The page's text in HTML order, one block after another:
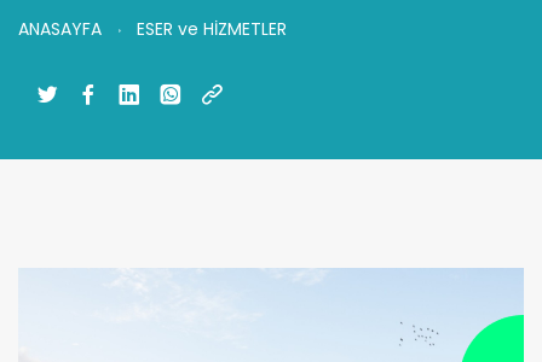
ANASAYFA ESER ve HİZMETLER